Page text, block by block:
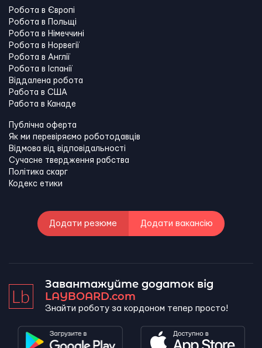
Робота в Європі
Робота в Польщі
Робота в Німеччині
Робота в Норвегії
Робота в Англії
Робота в Іспанії
Віддалена робота
Работа в США
Работа в Канадe
Публічна оферта
Як ми перевіряємо роботодавців
Відмова від відповідальності
Сучасне твердження рабства
Політика скарг
Кодекс етики
Додати резюме Додати вакансію
Завантажуйте додаток від
LAYBOARD.com
Знайти роботу за кордоном тепер просто!